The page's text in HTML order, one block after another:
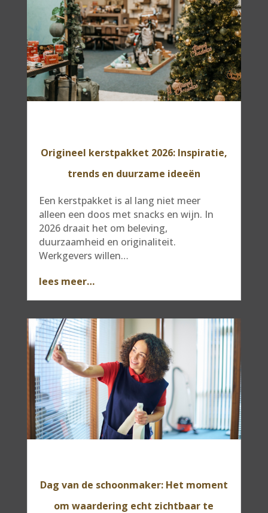
Origineel kerstpakket 2026: Inspiratie,
trends en duurzame ideeën
Een kerstpakket is al lang niet meer
alleen een doos met snacks en wijn. In
2026 draait het om beleving,
duurzaamheid en originaliteit.
Werkgevers willen…
lees meer…
Dag van de schoonmaker: Het moment
om waardering echt zichtbaar te